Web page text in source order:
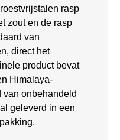
rasp
zout en de rasp
van
direct het
product bevat
Himalaya-
van onbehandeld
geleverd in een